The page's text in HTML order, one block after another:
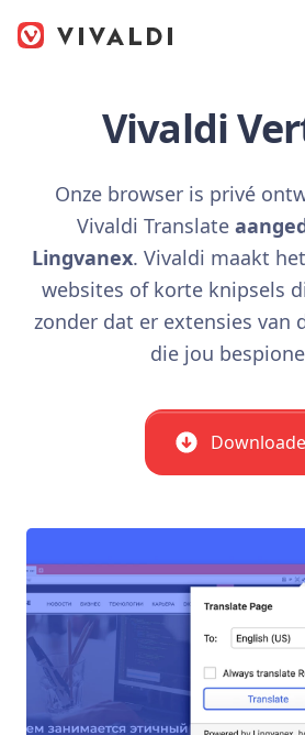
Vivaldi
Onze browser is privé
Vivaldi Translate
Lingvanex. Vivaldi maakt
websites of korte knipsels
zonder dat er extensies van
die jou